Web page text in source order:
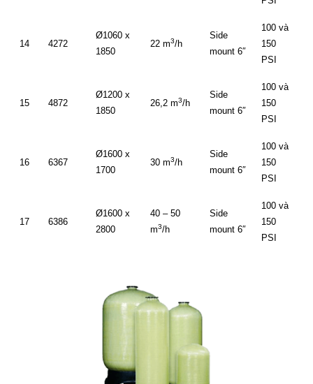
14 4272
Ø1060 x
1850
22 m3/h
Side
mount 6″
100 và
150
PSI
15 4872
Ø1200 x
1850
26,2 m3/h
Side
mount 6″
100 và
150
PSI
16 6367
Ø1600 x
1700
30 m3/h
Side
mount 6″
100 và
150
PSI
17 6386
Ø1600 x
2800
40 – 50
m3/h
Side
mount 6″
100 và
150
PSI